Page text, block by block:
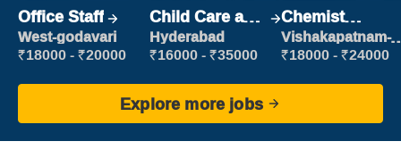
Office Staff
West-godavari
₹18000 - ₹20000
Child Care and
Patient care
Hyderabad
₹16000 - ₹35000
Chemist
Production
Executive
Vishakapatnam-
new
₹18000 - ₹24000
Explore more jobs